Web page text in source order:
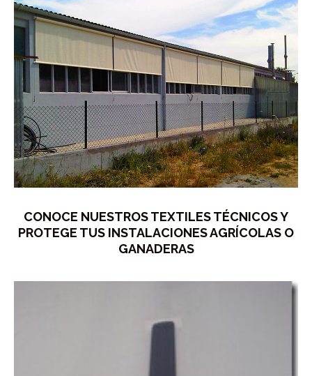
CONOCE NUESTROS TEXTILES TÉCNICOS Y
PROTEGE TUS INSTALACIONES AGRÍCOLAS O
GANADERAS